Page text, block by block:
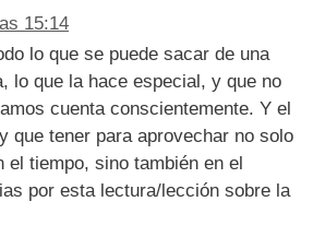
15:14
lo que se puede sacar de una
lo que la hace especial, y que no
cuenta conscientemente. Y el
que tener para aprovechar no solo
el tiempo, sino también en el
por esta lectura/lección sobre la